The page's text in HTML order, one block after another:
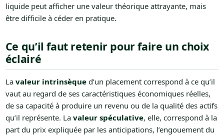
liquide peut afficher une valeur théorique attrayante, mais
être difficile à céder en pratique.
Ce qu’il faut retenir pour faire un choix
éclairé
La valeur intrinsèqued’un placement correspond à ce qu’il
vaut au regard de ses caractéristiques économiques réelles,
de sa capacité à produire un revenu ou de la qualité des actifs
qu’il représente. La valeur spéculative, elle, correspond à la
part du prix expliquée par les anticipations, l’engouement du